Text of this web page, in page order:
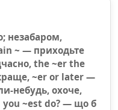
незабаром,
~ — приходьте
the ~er the
~er or later —
небудь, охоче,
you ~est do? — що б